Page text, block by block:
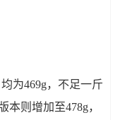
为469g，不足一斤
则增加至478g，